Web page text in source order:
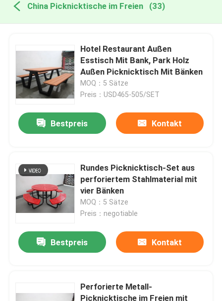
China Picknicktische im Freien (33)
Hotel Restaurant Außen
Esstisch Mit Bank, Park Holz
Außen Picknicktisch Mit Bänken
MOQ：5 Sätze
Preis：USD465-505/SET
Bestpreis Kontakt
Rundes Picknicktisch-Set aus
perforiertem Stahlmaterial mit
vier Bänken
MOQ：5 Sätze
Preis：negotiable
Bestpreis Kontakt
Perforierte Metall-
Picknicktische im Freien mit